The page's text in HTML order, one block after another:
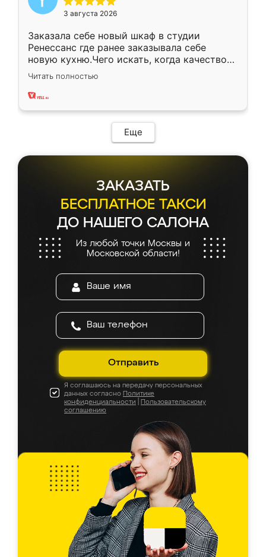
3 августа 2026
Заказала себе новый шкаф в студии
Ренессанс где ранее заказывала себе
новую кухню.Чего искать, когда качеством
вполне довольна. Служит кухня уже почти
два года, нареканий нет.
Читать полностью
Еще
ЗАКАЗАТЬ
БЕСПЛАТНОЕ ТАКСИ
ДО НАШЕГО САЛОНА
Из любой точки Москвы и
Московской области!
Отправить
Я соглашаюсь на передачу персональных
данных согласно Политике
конфиденциальности
Пользовательскому
соглашению